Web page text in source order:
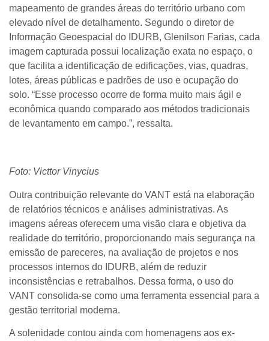
mapeamento de grandes áreas do território urbano com
elevado nível de detalhamento. Segundo o diretor de
Informação Geoespacial do IDURB, Glenilson Farias, cada
imagem capturada possui localização exata no espaço, o
que facilita a identificação de edificações, vias, quadras,
lotes, áreas públicas e padrões de uso e ocupação do
solo. “Esse processo ocorre de forma muito mais ágil e
econômica quando comparado aos métodos tradicionais
de levantamento em campo.”, ressalta.
Foto: Victtor Vinycius
Outra contribuição relevante do VANT está na elaboração
de relatórios técnicos e análises administrativas. As
imagens aéreas oferecem uma visão clara e objetiva da
realidade do território, proporcionando mais segurança na
emissão de pareceres, na avaliação de projetos e nos
processos internos do IDURB, além de reduzir
inconsistências e retrabalhos. Dessa forma, o uso do
VANT consolida-se como uma ferramenta essencial para a
gestão territorial moderna.
A solenidade contou ainda com homenagens aos ex-